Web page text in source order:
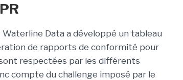
Waterline Data a développé un tableau
de rapports de conformité pour
respectées par les différents
compte du challenge imposé par le